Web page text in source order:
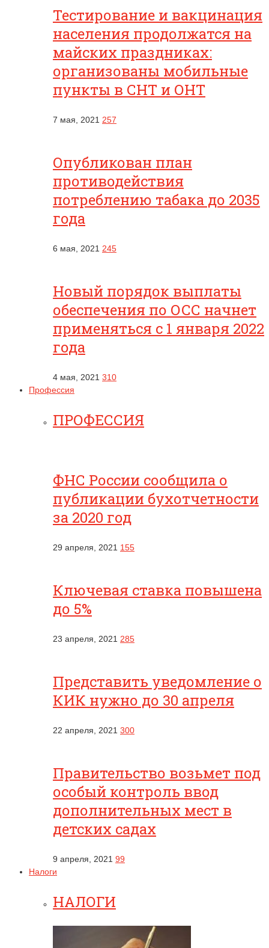
Тестирование и вакцинация
населения продолжатся на
майских праздниках:
организованы мобильные
пункты в СНТ и ОНТ
7 мая, 2021 257
Опубликован план
противодействия
потреблению табака до 2035
года
6 мая, 2021 245
Новый порядок выплаты
обеспечения по ОСС начнет
применяться с 1 января 2022
года
4 мая, 2021 310
Профессия
ПРОФЕССИЯ
ФНС России сообщила о
публикации бухотчетности
за 2020 год
29 апреля, 2021 155
Ключевая ставка повышена
до 5%
23 апреля, 2021 285
Представить уведомление о
КИК нужно до 30 апреля
22 апреля, 2021 300
Правительство возьмет под
особый контроль ввод
дополнительных мест в
детских садах
9 апреля, 2021 99
Налоги
НАЛОГИ